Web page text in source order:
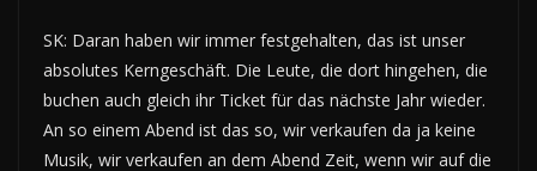
SK: Daran haben wir immer festgehalten, das ist unser
absolutes Kerngeschäft. Die Leute, die dort hingehen, die
buchen auch gleich ihr Ticket für das nächste Jahr wieder.
An so einem Abend ist das so, wir verkaufen da ja keine
Musik, wir verkaufen an dem Abend Zeit, wenn wir auf die